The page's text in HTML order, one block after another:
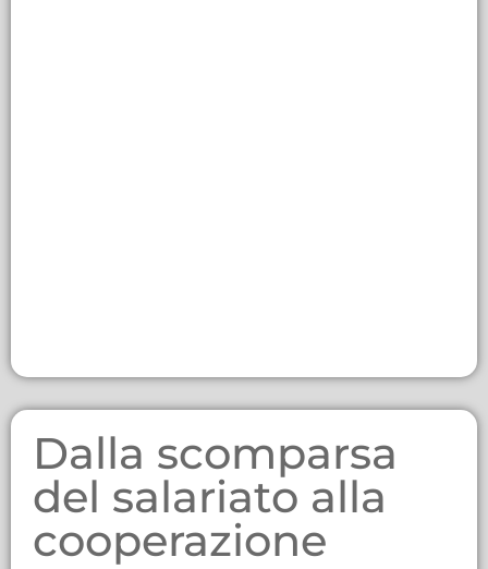
Dalla scomparsa
del salariato alla
cooperazione